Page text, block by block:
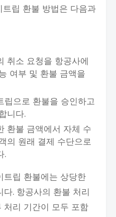
립 환불 방법은 다음과
취소 요청을 항공사에
여부 및 환불 금액을
립으로 환불을 승인하고
니다.
환불 금액에서 자체 수
의 원래 결제 수단으로
.
트립 환불에는 상당한
. 항공사의 환불 처리
처리 기간이 모두 포함